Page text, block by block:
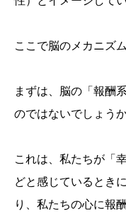
ここで脳のメカニズ
まずは、脳の「報酬
のではないでしょう
これは、私たちが「
どと感じているとき
り、私たちの心に報